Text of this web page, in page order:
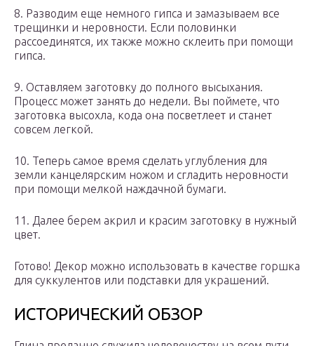
8. Разводим еще немного гипса и замазываем все
трещинки и неровности. Если половинки
рассоединятся, их также можно склеить при помощи
гипса.
9. Оставляем заготовку до полного высыхания.
Процесс может занять до недели. Вы поймете, что
заготовка высохла, кода она посветлеет и станет
совсем легкой.
10. Теперь самое время сделать углубления для
земли канцелярским ножом и сгладить неровности
при помощи мелкой наждачной бумаги.
11. Далее берем акрил и красим заготовку в нужный
цвет.
Готово! Декор можно использовать в качестве горшка
для суккулентов или подставки для украшений.
ИСТОРИЧЕСКИЙ ОБЗОР